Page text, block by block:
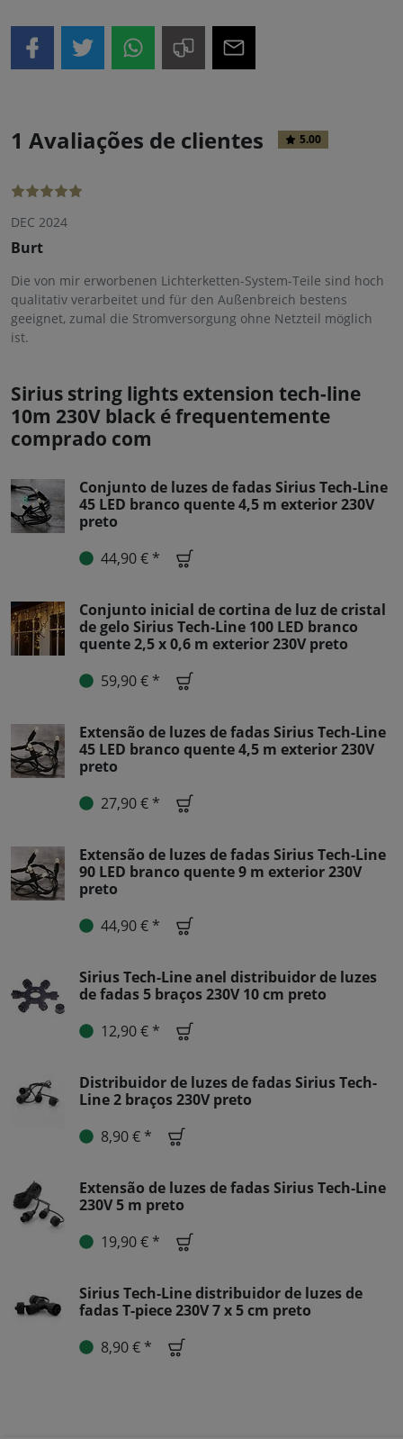
1 Avaliações de clientes 5.00
DEC 2024
Burt
Die von mir erworbenen Lichterketten-System-Teile sind hoch
qualitativ verarbeitet und für den Außenbreich bestens
geeignet, zumal die Stromversorgung ohne Netzteil möglich
ist.
Sirius string lights extension tech-line
10m 230V black é frequentemente
comprado com
Conjunto de luzes de fadas Sirius Tech-Line
45 LED branco quente 4,5 m exterior 230V
preto
44,90 € *
Conjunto inicial de cortina de luz de cristal
de gelo Sirius Tech-Line 100 LED branco
quente 2,5 x 0,6 m exterior 230V preto
59,90 € *
Extensão de luzes de fadas Sirius Tech-Line
45 LED branco quente 4,5 m exterior 230V
preto
27,90 € *
Extensão de luzes de fadas Sirius Tech-Line
90 LED branco quente 9 m exterior 230V
preto
44,90 € *
Sirius Tech-Line anel distribuidor de luzes
de fadas 5 braços 230V 10 cm preto
12,90 € *
Distribuidor de luzes de fadas Sirius Tech-
Line 2 braços 230V preto
8,90 € *
Extensão de luzes de fadas Sirius Tech-Line
230V 5 m preto
19,90 € *
Sirius Tech-Line distribuidor de luzes de
fadas T-piece 230V 7 x 5 cm preto
8,90 € *